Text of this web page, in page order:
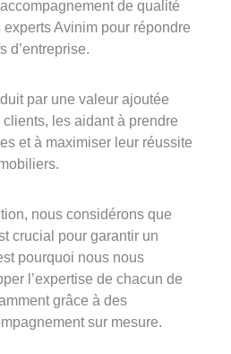
de qualité
experts Avinim pour répondre
d’entreprise.
par une valeur ajoutée
les aidant à prendre
et à maximiser leur réussite
nous considérons que
crucial pour garantir un
pourquoi nous nous
l’expertise de chacun de
grâce à des
sur mesure.